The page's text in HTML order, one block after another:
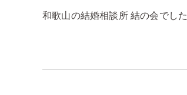
和歌山の結婚相談所 結の会でした